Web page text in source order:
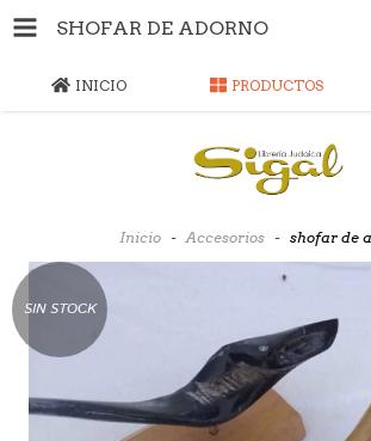
SHOFAR DE ADORNO
INICIO PRODUCTOS
Inicio - Accesorios - shofar de
SIN STOCK